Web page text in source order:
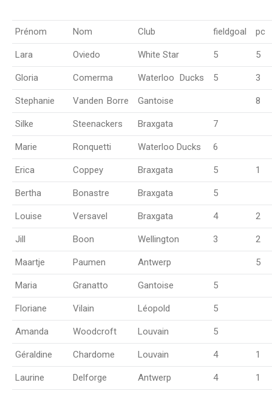
Prénom Nom Club fieldgoal pc
Lara Oviedo White Star 5 5
Gloria Comerma Waterloo Ducks 5 3
Stephanie Vanden Borre Gantoise 8
Silke Steenackers Braxgata 7
Marie Ronquetti Waterloo Ducks 6
Erica Coppey Braxgata 5 1
Bertha Bonastre Braxgata 5
Louise Versavel Braxgata 4 2
Jill Boon Wellington 3 2
Maartje Paumen Antwerp 5
Maria Granatto Gantoise 5
Floriane Vilain Léopold 5
Amanda Woodcroft Louvain 5
Géraldine Chardome Louvain 4 1
Laurine Delforge Antwerp 4 1